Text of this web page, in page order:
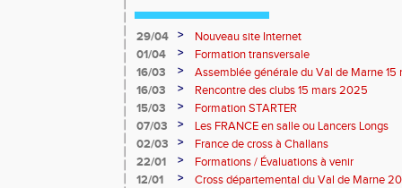
29/04 >
Nouveau site Internet
01/04
>
Formation transversale
16/03
>
Assemblée générale du Val de Marne
16/03
>
Rencontre des clubs 15 mars 2025
15/03
>
Formation STARTER
07/03
>
Les FRANCE en salle ou Lancers Longs
02/03
>
France de cross à Challans
22/01
>
Formations / Évaluations à venir
12/01
>
Cross départemental du Val de Marne